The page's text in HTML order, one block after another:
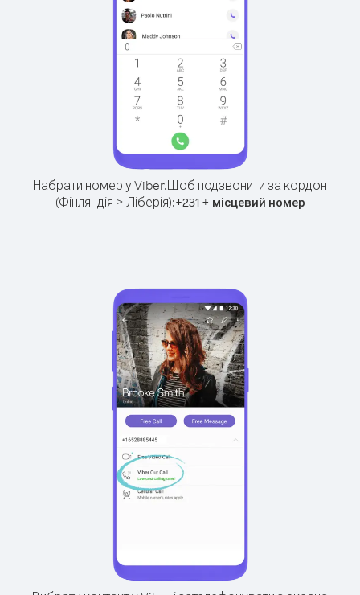
Набрати номер у Viber.Щоб подзвонити за кордон
(Фінляндія > Ліберія):+231+ місцевий номер